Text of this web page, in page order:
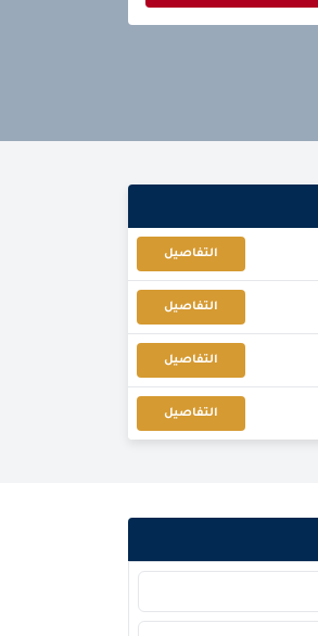
التفاصيل
التفاصيل
التفاصيل
التفاصيل
التفاصيل
التفاصيل
التفاصيل